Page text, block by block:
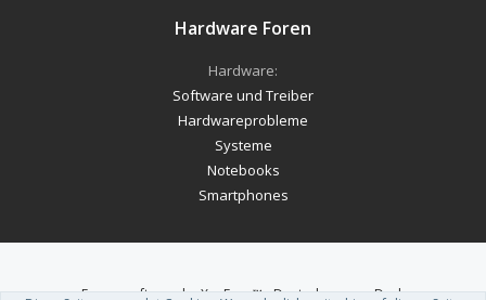
Hardware Foren
Hardware:
Software und Treiber
Hardwareprobleme
Systeme
Notebooks
Smartphones
Forum software by XenForo™-Deutsch von xenDach